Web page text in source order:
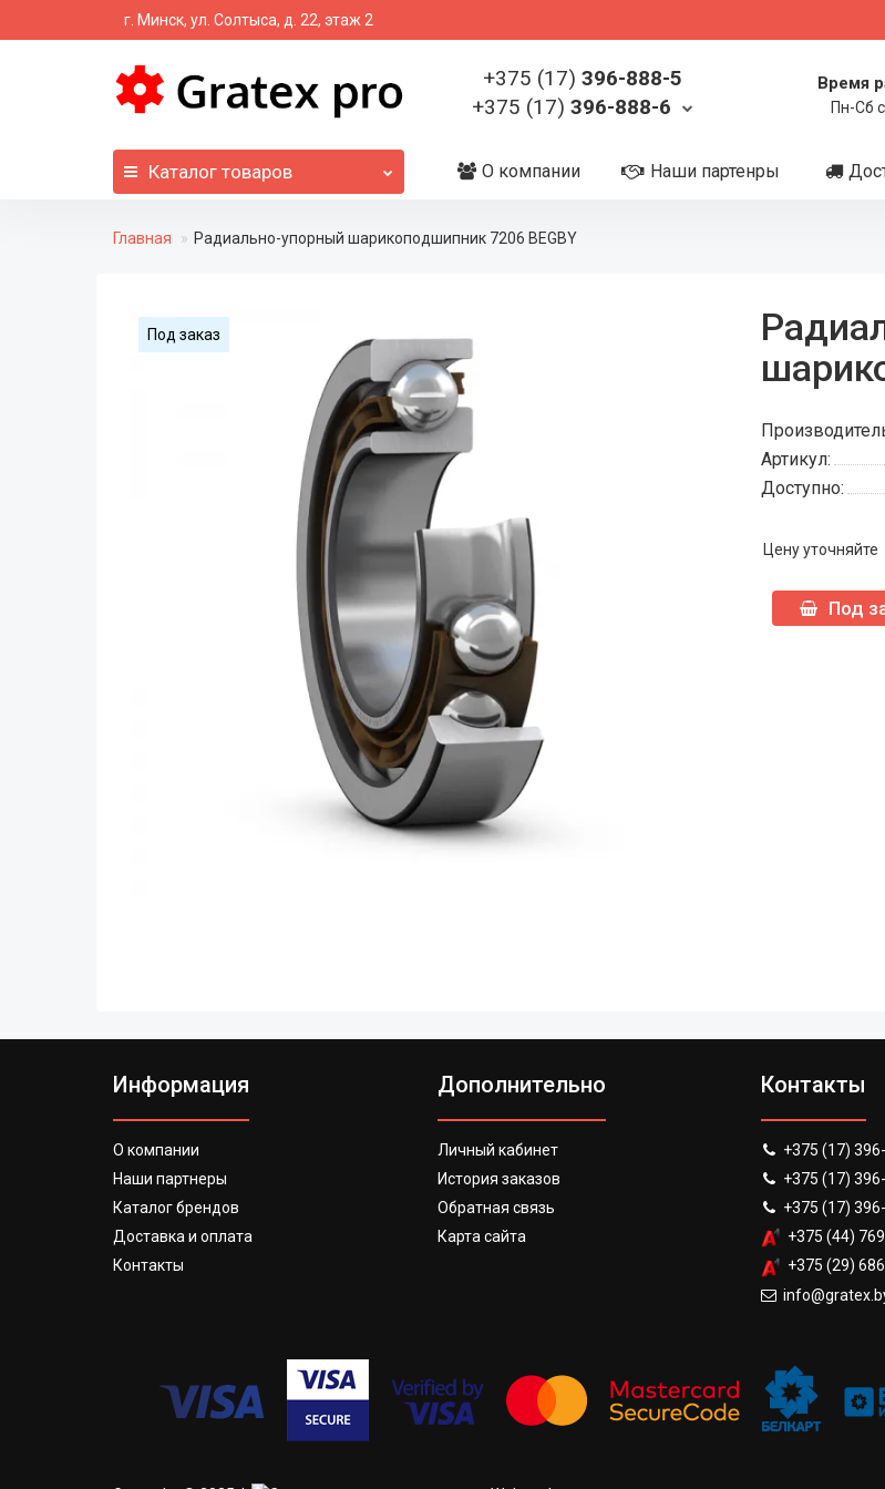
г. Минск, ул. Солтыса, д. 22, этаж 2
+375 (17) 396-888-5
+375 (17) 396-888-6
Время
Пн-Сб
Каталог товаров О компании Наши партенры
Главная Радиально-упорный шарикоподшипник 7206 BEGBY
Под заказ
Артикул:
Доступно:
Цену уточняйте
Под
Информация
О компании
Наши партнеры
Каталог брендов
Доставка и оплата
Контакты
Дополнительно
Личный кабинет
История заказов
Обратная связь
Карта сайта
Контакты
+375 (17)
+375 (17)
+375 (17)
+375 (44)
+375 (29)